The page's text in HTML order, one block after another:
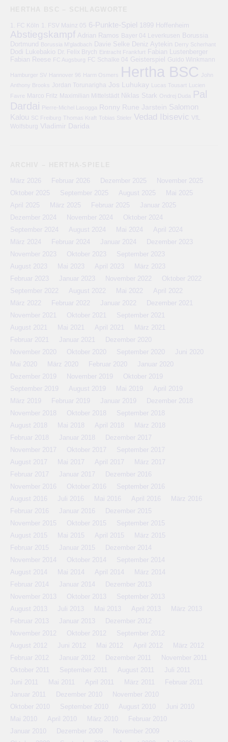
1. FC Köln 1. FSV Mainz 05 6-Punkte-Spiel 1899 Hoffenheim
Abstiegskampf Adrian Ramos Bayer 04 Leverkusen
Borussia
Dortmund
Borussia M'gladbach Davie Selke Deniz Aytekin Derry Scherhant
Dodi Lukebakio Dr. Felix Brych Eintracht Frankfurt Fabian Lustenberger
Fabian Reese FC Augsburg FC Schalke 04 Geisterspiel Guido Winkmann
Hamburger SV Hannover 96 Harm Osmers Hertha BSC
John
Anthony Brooks
Jordan Torunarigha Jos Luhukay Lucas Tousart Lucien
Favre
Marco Fritz Maximilian Mittelstädt Niklas Stark Ondrej Duda Pal
Dardai Pierre-Michel Lasogga Ronny Rune Jarstein Salomon
Kalou SC Freiburg Thomas Kraft Tobias Stieler Vedad Ibisevic
VfL
Wolfsburg
Vladimir Darida
März 2026 Februar 2026 Dezember 2025
November 2025
Oktober 2025
September 2025 August 2025
Mai 2025
April 2025
März 2025 Februar 2025
Januar 2025
Dezember 2024
November 2024
Oktober 2024
September 2024
August 2024 Mai 2024
April 2024
März 2024
Februar 2024 Januar 2024
Dezember 2023
November 2023
Oktober 2023
September 2023
August 2023
Mai 2023 April 2023
März 2023
Februar 2023
Januar 2023 November 2022
Oktober 2022
September 2022
August 2022 Mai 2022
April 2022
März 2022
Februar 2022 Januar 2022
Dezember 2021
November 2021
Oktober 2021
September 2021
August 2021
Mai 2021 April 2021
März 2021
Februar 2021
Januar 2021
Dezember 2020
November 2020
Oktober 2020 September 2020
Juni 2020
Mai 2020
März 2020 Februar 2020
Januar 2020
Dezember 2019
November 2019
Oktober 2019
September 2019
August 2019 Mai 2019
April 2019
März 2019
Februar 2019 Januar 2019
Dezember 2018
November 2018
Oktober 2018
September 2018
August 2018
Mai 2018 April 2018
März 2018
Februar 2018
Januar 2018
Dezember 2017
November 2017
Oktober 2017
September 2017
August 2017
Mai 2017 April 2017
März 2017
Februar 2017
Januar 2017
Dezember 2016
November 2016
Oktober 2016
September 2016
August 2016
Juli 2016 Mai 2016 April 2016
März 2016
Februar 2016
Januar 2016
Dezember 2015
November 2015
Oktober 2015
September 2015
August 2015
Mai 2015 April 2015
März 2015
Februar 2015
Januar 2015
Dezember 2014
November 2014
Oktober 2014
September 2014
August 2014
Mai 2014 April 2014
März 2014
Februar 2014
Januar 2014
Dezember 2013
November 2013
Oktober 2013
September 2013
August 2013
Juli 2013 Mai 2013 April 2013
März 2013
Februar 2013
Januar 2013
Dezember 2012
November 2012
Oktober 2012
September 2012
August 2012
Juni 2012 Mai 2012 April 2012
März 2012
Februar 2012
Januar 2012 Dezember 2011
November 2011
Oktober 2011
September 2011 August 2011
Juli 2011
Juni 2011
Mai 2011 April 2011 März 2011
Februar 2011
Januar 2011
Dezember 2010
November 2010
Oktober 2010
September 2010 August 2010
Juni 2010
Mai 2010
April 2010 März 2010
Februar 2010
Januar 2010
Dezember 2009
November 2009